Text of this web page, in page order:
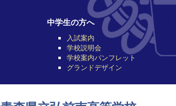
中学生の方へ
入試案内
学校説明会
学校案内パンフレット
グランドデザイン